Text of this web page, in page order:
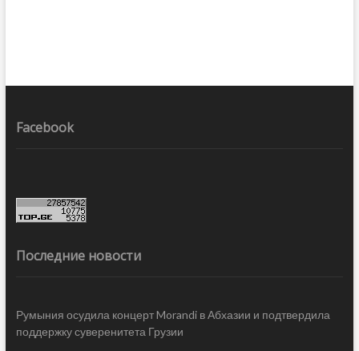
Facebook
Последние новости
Румыния осудила концерт Morandi в Абхазии и подтвердила
поддержку суверенитета Грузии